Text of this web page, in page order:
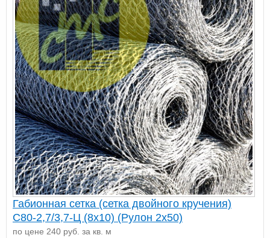
Габионная сетка (сетка двойного кручения)
С80-2,7/3,7-Ц (8х10) (Рулон 2x50)
по цене 240 руб. за кв. м